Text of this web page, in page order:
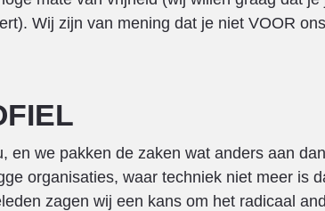
Wij zijn van mening dat je niet VOOR
en we pakken de zaken wat anders aan
organisaties, waar techniek niet meer is
zagen wij een kans om het radicaal